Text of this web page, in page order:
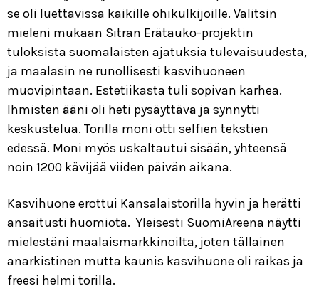
se oli luettavissa kaikille ohikulkijoille. Valitsin
mieleni mukaan Sitran Erätauko-projektin
tuloksista suomalaisten ajatuksia tulevaisuudesta,
ja maalasin ne runollisesti kasvihuoneen
muovipintaan. Estetiikasta tuli sopivan karhea.
Ihmisten ääni oli heti pysäyttävä ja synnytti
keskustelua. Torilla moni otti selfien tekstien
edessä. Moni myös uskaltautui sisään, yhteensä
noin 1200 kävijää viiden päivän aikana.
Kasvihuone erottui Kansalaistorilla hyvin ja herätti
ansaitusti huomiota. Yleisesti SuomiAreena näytti
mielestäni maalaismarkkinoilta, joten tällainen
anarkistinen mutta kaunis kasvihuone oli raikas ja
freesi helmi torilla.